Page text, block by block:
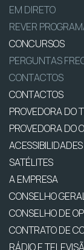
EM DIRETO
REVER
CONCURSOS
PERGUNTAS
CONTACTOS
CONTACTOS
PROVEDORA DO
PROVEDORA DO
ACESSIBILIDADES
SATÉLITES
A EMPRESA
CONSELHO
CONSELHO DE
CONTRATO DE
RÁDIO E